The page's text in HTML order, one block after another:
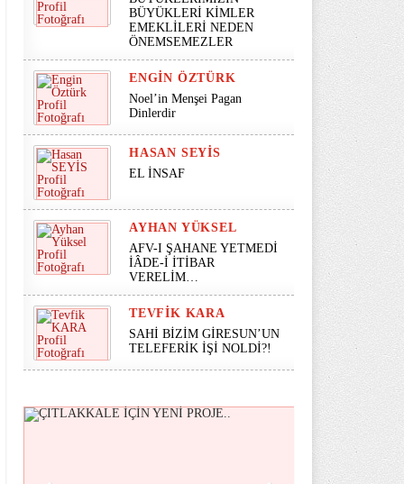
BÜYÜKLERİ KİMLER
EMEKLİLERİ NEDEN
ÖNEMSEMEZLER
ENGIN ÖZTÜRK
Noel’in Menşei Pagan
Dinlerdir
HASAN SEYİS
EL İNSAF
AYHAN YÜKSEL
AFV-I ŞAHANE YETMEDİ
İÂDE-İ İTİBAR
VERELİM…
TEVFIK KARA
SAHİ BİZİM GİRESUN’UN
TELEFERİK İŞİ NOLDİ?!